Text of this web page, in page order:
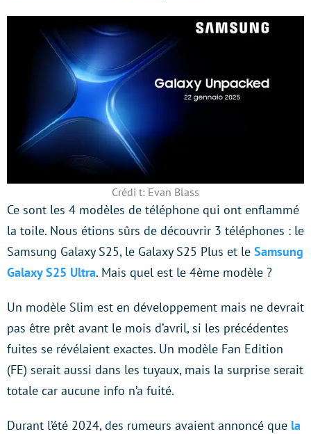
Crédi t: Evan Blass
Ce sont les 4 modèles de téléphone qui ont enflammé
la toile. Nous étions sûrs de découvrir 3 téléphones : le
Samsung Galaxy S25, le Galaxy S25 Plus et le Samsung
Galaxy S25 Ultra. Mais quel est le 4ème modèle ?
Un modèle Slim est en développement mais ne devrait
pas être prêt avant le mois d’avril, si les précédentes
fuites se révélaient exactes. Un modèle Fan Edition
(FE) serait aussi dans les tuyaux, mais la surprise serait
totale car aucune info n’a fuité.
Durant l’été 2024, des rumeurs avaient annoncé que la